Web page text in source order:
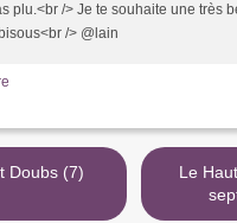
plu.<br /> Je te souhaite une très
/> @lain
Doubs (7)
Le